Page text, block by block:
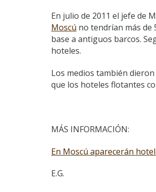
En julio de 2011 el jefe de
Moscú no tendrían más de
base a antiguos barcos.
hoteles.
Los medios también
que los hoteles flotantes
MÁS INFORMACIÓN:
En Moscú aparecerán
E.G.